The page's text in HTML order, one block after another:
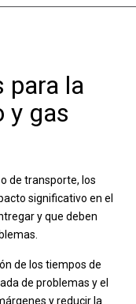
para la
y gas
de transporte, los
significativo en el
y que deben
de los tiempos de
de problemas y el
y reducir la